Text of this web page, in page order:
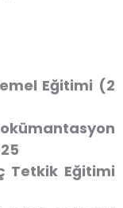
Eğitimi (2
Tetkik Eğitimi